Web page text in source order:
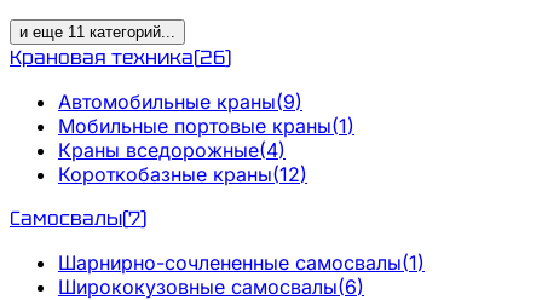
и еще 11 категорий...
Крановая техника(26)
Автомобильные краны(9)
Мобильные портовые краны(1)
Краны вседорожные(4)
Короткобазные краны(12)
Самосвалы(7)
Шарнирно-сочлененные самосвалы(1)
Ширококузовные самосвалы(6)